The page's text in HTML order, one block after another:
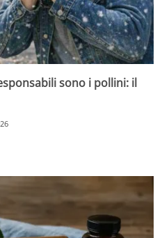
sono i pollini: il